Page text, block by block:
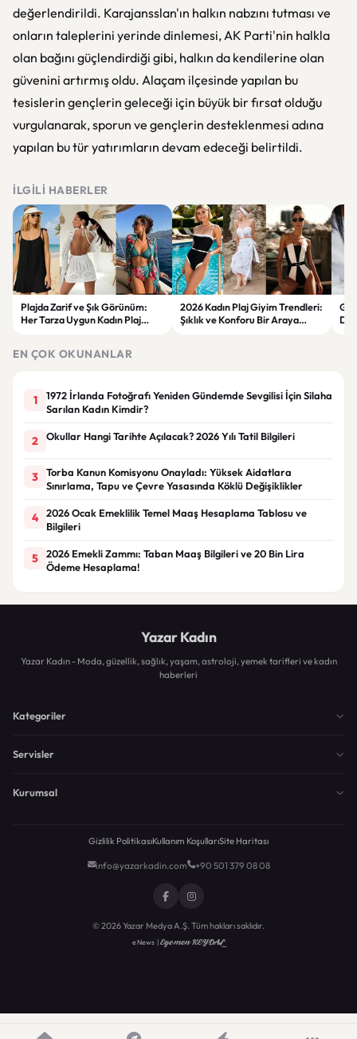
değerlendirildi. Karajansslan'ın halkın nabzını tutması ve
onların taleplerini yerinde dinlemesi, AK Parti'nin halkla
olan bağını güçlendirdiği gibi, halkın da kendilerine olan
güvenini artırmış oldu. Alaçam ilçesinde yapılan bu
tesislerin gençlerin geleceği için büyük bir fırsat olduğu
vurgulanarak, sporun ve gençlerin desteklenmesi adına
yapılan bu tür yatırımların devam edeceği belirtildi.
İLGILI HABERLER
Plajda Zarif ve Şık Görünüm:
Her Tarza Uygun Kadın Plaj
2026 Kadın Plaj Giyim Trendleri:
Şıklık ve Konforu Bir Araya
EN ÇOK OKUNANLAR
1
1972 İrlanda Fotoğrafı Yeniden Gündemde Sevgilisi İçin Silaha
Sarılan Kadın Kimdir?
2 Okullar Hangi Tarihte Açılacak? 2026 Yılı Tatil Bilgileri
3
Torba Kanun Komisyonu Onayladı: Yüksek Aidatlara
Sınırlama, Tapu ve Çevre Yasasında Köklü Değişiklikler
4
2026 Ocak Emeklilik Temel Maaş Hesaplama Tablosu ve
Bilgileri
5
2026 Emekli Zammı: Taban Maaş Bilgileri ve 20 Bin Lira
Ödeme Hesaplama!
Yazar Kadın
Yazar Kadın - Moda, güzellik, sağlık, yaşam, astroloji, yemek tarifleri ve kadın
haberleri
Kategoriler
Servisler
Kurumsal
Gizlilik PolitikasıKullanım KoşullarıSite Haritası
info@yazarkadin.com +90 501 379 08 08
© 2026 Yazar Medya A.Ş. Tüm hakları saklıdır.
eNews |Egemen KEYDAL